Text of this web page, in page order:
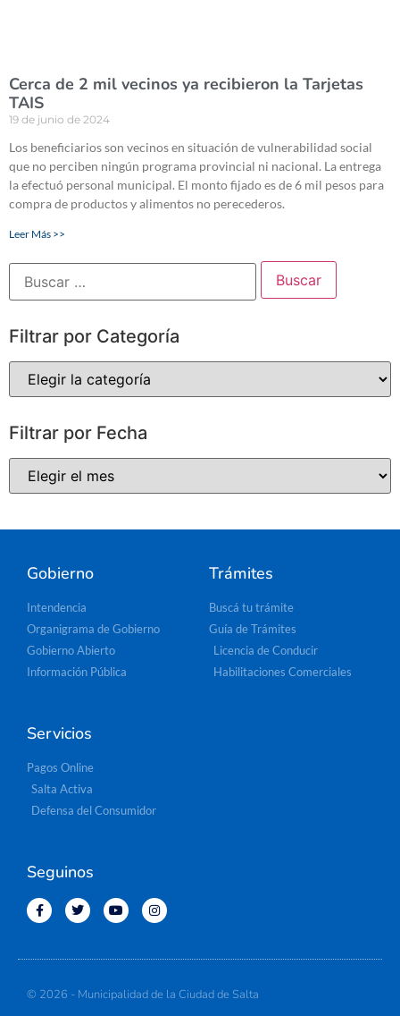
Cerca de 2 mil vecinos ya recibieron la Tarjetas
TAIS
19 de junio de 2024
Los beneficiarios son vecinos en situación de vulnerabilidad social
que no perciben ningún programa provincial ni nacional. La entrega
la efectuó personal municipal. El monto fijado es de 6 mil pesos para
compra de productos y alimentos no perecederos.
Leer Más >>
Filtrar por Categoría
Filtrar por Fecha
Gobierno
Intendencia
Organigrama de Gobierno
Gobierno Abierto
Información Pública
Trámites
Buscá tu trámite
Guía de Trámites
Licencia de Conducir
Habilitaciones Comerciales
Servicios
Pagos Online
Salta Activa
Defensa del Consumidor
Seguinos
© 2026 - Municipalidad de la Ciudad de Salta